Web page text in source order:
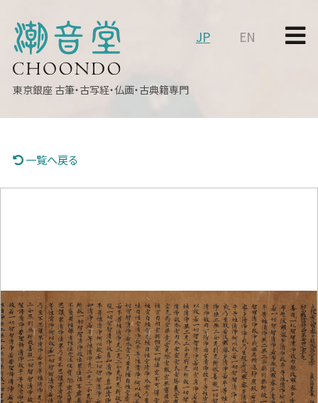
東京銀座 古筆・古写経・仏画・古典籍専門
JP EN
一覧へ戻る